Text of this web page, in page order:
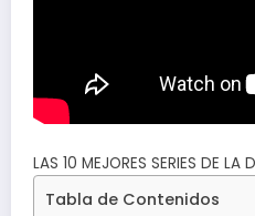
LAS 10 MEJORES SERIES DE
Tabla de Contenidos